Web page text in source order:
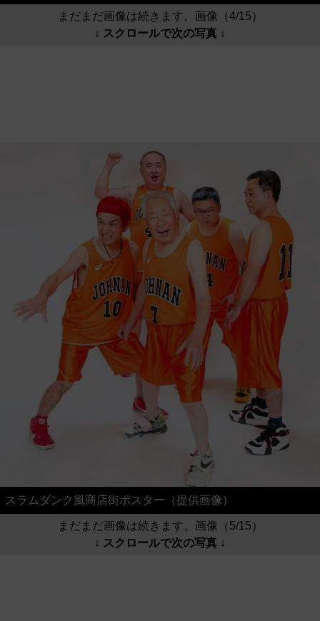
まだまだ画像は続きます。画像（4/15）
↓ スクロールで次の写真 ↓
スラムダンク風商店街ポスター（提供画像）
まだまだ画像は続きます。画像（5/15）
↓ スクロールで次の写真 ↓